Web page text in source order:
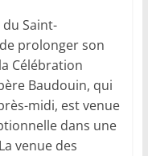
Saint-
prolonger son
Célébration
Baudouin, qui
midi, est venue
dans une
venue des